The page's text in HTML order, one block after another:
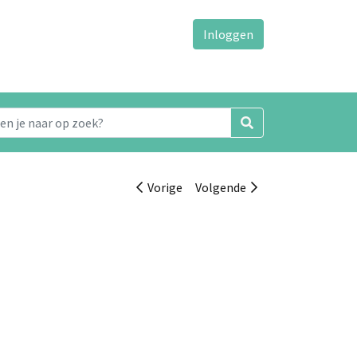
Inloggen
Vorige Volgende